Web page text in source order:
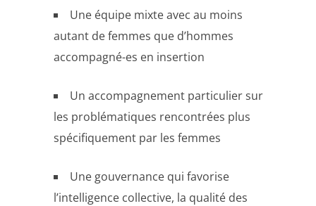
Une équipe mixte avec au moins
autant de femmes que d’hommes
accompagné-es en insertion
Un accompagnement particulier sur
les problématiques rencontrées plus
spécifiquement par les femmes
Une gouvernance qui favorise
l’intelligence collective, la qualité des